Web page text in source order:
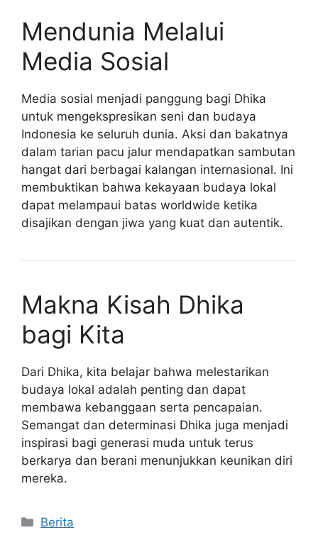
Mendunia Melalui
Media Sosial
Media sosial menjadi panggung bagi Dhika
untuk mengekspresikan seni dan budaya
Indonesia ke seluruh dunia. Aksi dan bakatnya
dalam tarian pacu jalur mendapatkan sambutan
hangat dari berbagai kalangan internasional. Ini
membuktikan bahwa kekayaan budaya lokal
dapat melampaui batas worldwide ketika
disajikan dengan jiwa yang kuat dan autentik.
Makna Kisah Dhika
bagi Kita
Dari Dhika, kita belajar bahwa melestarikan
budaya lokal adalah penting dan dapat
membawa kebanggaan serta pencapaian.
Semangat dan determinasi Dhika juga menjadi
inspirasi bagi generasi muda untuk terus
berkarya dan berani menunjukkan keunikan diri
mereka.
Kategori
Berita